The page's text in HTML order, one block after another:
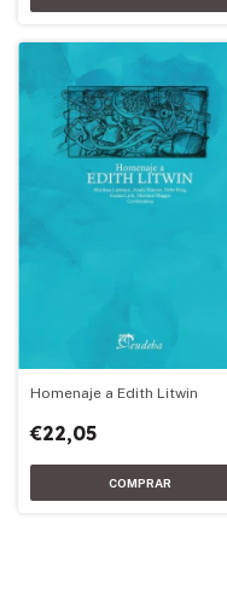
Homenaje a Edith Litwin
€22,05